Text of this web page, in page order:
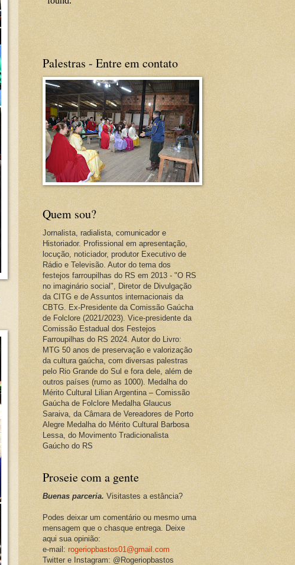
Palestras - Entre em contato
Quem sou?
Jornalista, radialista, comunicador e
Historiador. Profissional em apresentação,
locução, noticiador, produtor Executivo de
Rádio e Televisão. Autor do tema dos
festejos farroupilhas do RS em 2013 - "O RS
no imaginário social", Diretor de Divulgação
da CITG e de Assuntos internacionais da
CBTG. Ex-Presidente da Comissão Gaúcha
de Folclore (2021/2023). Vice-presidente da
Comissão Estadual dos Festejos
Farroupilhas do RS 2024. Autor do Livro:
MTG 50 anos de preservação e valorização
da cultura gaúcha, com diversas palestras
pelo Rio Grande do Sul e fora dele, além de
outros países (rumo as 1000). Medalha do
Mérito Cultural Lilian Argentina – Comissão
Gaúcha de Folclore Medalha Glaucus
Saraiva, da Câmara de Vereadores de Porto
Alegre Medalha do Mérito Cultural Barbosa
Lessa, do Movimento Tradicionalista
Gaúcho do RS
Proseie com a gente
Buenas parceria. Visitastes a estância?
Podes deixar um comentário ou mesmo uma
mensagem que o chasque entrega. Deixe
aqui sua opinião:
e-mail: rogeriopbastos01@gmail.com
Twitter e Instagram: @Rogeriopbastos